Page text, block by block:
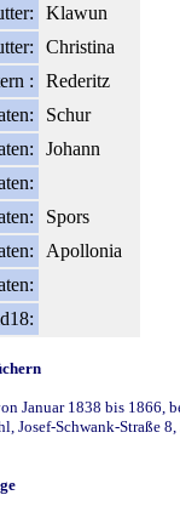
Klawun
Christina
:
Rederitz
Schur
Johann
Spors
Apollonia
Januar 1838 bis 1866,
Josef-Schwank-Straße